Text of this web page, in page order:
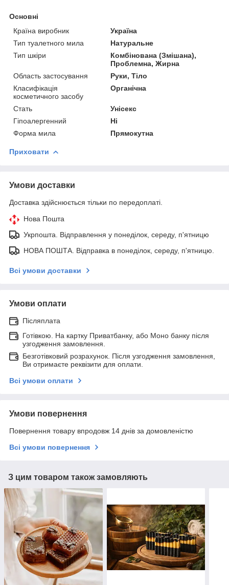
Основні
Країна виробник
Україна
Тип туалетного мила
Натуральне
Тип шкіри
Комбінована (Змішана),
Проблемна, Жирна
Область застосування
Руки, Тіло
Класифікація
косметичного засобу
Органічна
Стать
Унісекс
Гіпоалергенний
Ні
Форма мила
Прямокутна
Приховати
Умови доставки
Доставка здійснюється тільки по передоплаті.
Нова Пошта
Укрпошта. Відправлення у понеділок, середу, п'ятницю
НОВА ПОШТА. Відправка в понеділок, середу, п'ятницю.
Всі умови доставки
Умови оплати
Післяплата
Готівкою. На картку Приватбанку, або Моно банку після
узгодження замовлення.
Безготівковий розрахунок. Після узгодження замовлення,
Ви отримаєте реквізити для оплати.
Всі умови оплати
Умови повернення
Повернення товару впродовж 14 днів за домовленістю
Всі умови повернення
З цим товаром також замовляють